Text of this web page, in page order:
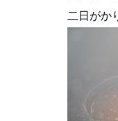
二日がか